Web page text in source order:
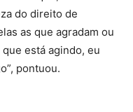
do direito de
as que agradam ou
está agindo, eu
pontuou.